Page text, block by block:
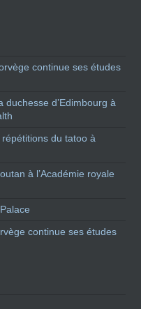
continue ses études
duchesse d’Edimbourg à
du tatoo à
à l’Académie royale
continue ses études